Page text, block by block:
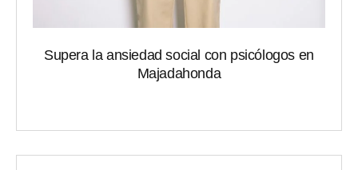
Supera la ansiedad social con psicólogos en
Majadahonda